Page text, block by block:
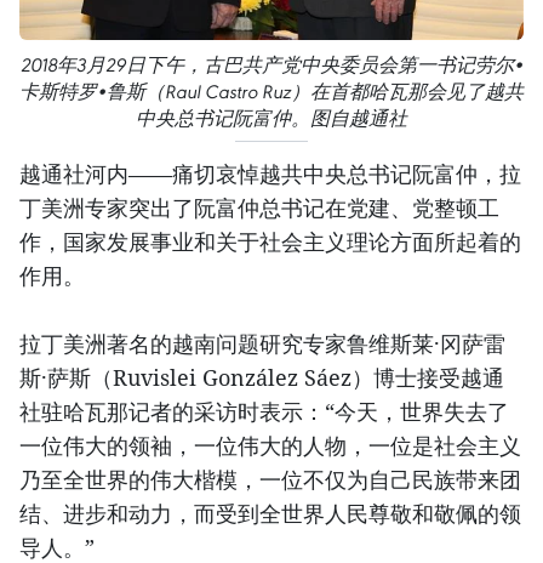
2018年3月29日下午，古巴共产党中央委员会第一书记劳尔•
卡斯特罗•鲁斯（Raul Castro Ruz）在首都哈瓦那会见了越共
中央总书记阮富仲。图自越通社
越通社河内——痛切哀悼越共中央总书记阮富仲，拉
丁美洲专家突出了阮富仲总书记在党建、党整顿工
作，国家发展事业和关于社会主义理论方面所起着的
作用。
拉丁美洲著名的越南问题研究专家鲁维斯莱·冈萨雷
斯·萨斯（Ruvislei González Sáez）博士接受越通
社驻哈瓦那记者的采访时表示：“今天，世界失去了
一位伟大的领袖，一位伟大的人物，一位是社会主义
乃至全世界的伟大楷模，一位不仅为自己民族带来团
结、进步和动力，而受到全世界人民尊敬和敬佩的领
导人。”